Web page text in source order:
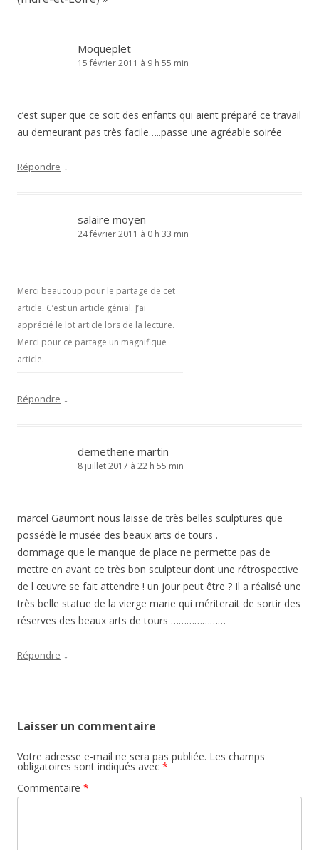
Moqueplet
15 février 2011 à 9 h 55 min
c’est super que ce soit des enfants qui aient préparé ce travail
au demeurant pas très facile…..passe une agréable soirée
Répondre ↓
salaire moyen
24 février 2011 à 0 h 33 min
Merci beaucoup pour le partage de cet
article. C’est un article génial. J’ai
apprécié le lot article lors de la lecture.
Merci pour ce partage un magnifique
article.
Répondre ↓
demethene martin
8 juillet 2017 à 22 h 55 min
marcel Gaumont nous laisse de très belles sculptures que
possédè le musée des beaux arts de tours .
dommage que le manque de place ne permette pas de
mettre en avant ce très bon sculpteur dont une rétrospective
de l œuvre se fait attendre ! un jour peut être ? Il a réalisé une
très belle statue de la vierge marie qui mériterait de sortir des
réserves des beaux arts de tours …………………
Répondre ↓
Laisser un commentaire
Votre adresse e-mail ne sera pas publiée. Les champs
obligatoires sont indiqués avec *
Commentaire *